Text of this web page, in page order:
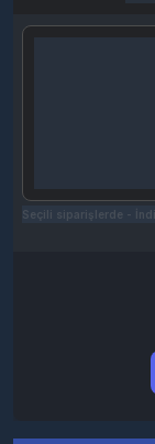
Seçili siparişlerde -